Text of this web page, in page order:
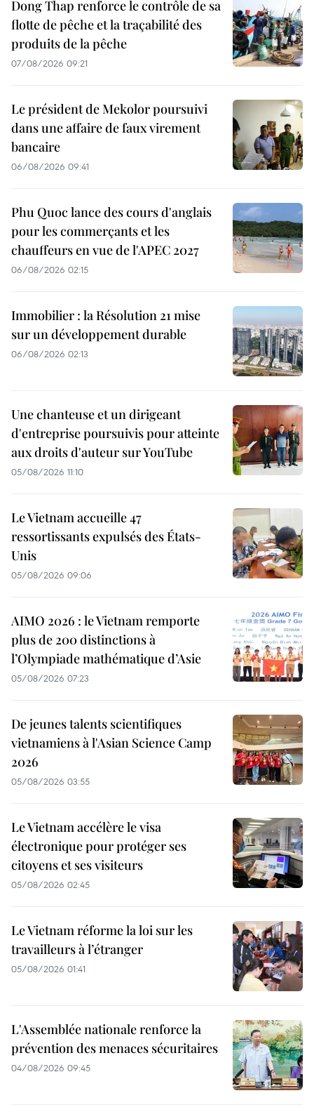
Dong Thap renforce le contrôle de sa
flotte de pêche et la traçabilité des
produits de la pêche
07/08/2026 09:21
Le président de Mekolor poursuivi
dans une affaire de faux virement
bancaire
06/08/2026 09:41
Phu Quoc lance des cours d'anglais
pour les commerçants et les
chauffeurs en vue de l'APEC 2027
06/08/2026 02:15
Immobilier : la Résolution 21 mise
sur un développement durable
06/08/2026 02:13
Une chanteuse et un dirigeant
d'entreprise poursuivis pour atteinte
aux droits d'auteur sur YouTube
05/08/2026 11:10
Le Vietnam accueille 47
ressortissants expulsés des États-
Unis
05/08/2026 09:06
AIMO 2026 : le Vietnam remporte
plus de 200 distinctions à
l’Olympiade mathématique d’Asie
05/08/2026 07:23
De jeunes talents scientifiques
vietnamiens à l'Asian Science Camp
2026
05/08/2026 03:55
Le Vietnam accélère le visa
électronique pour protéger ses
citoyens et ses visiteurs
05/08/2026 02:45
Le Vietnam réforme la loi sur les
travailleurs à l’étranger
05/08/2026 01:41
L'Assemblée nationale renforce la
prévention des menaces sécuritaires
04/08/2026 09:45